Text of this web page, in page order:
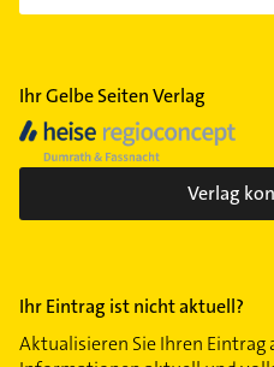
Ihr Gelbe Seiten Verlag
Verlag
Ihr Eintrag ist nicht aktuell?
Aktualisieren Sie Ihren Eintrag